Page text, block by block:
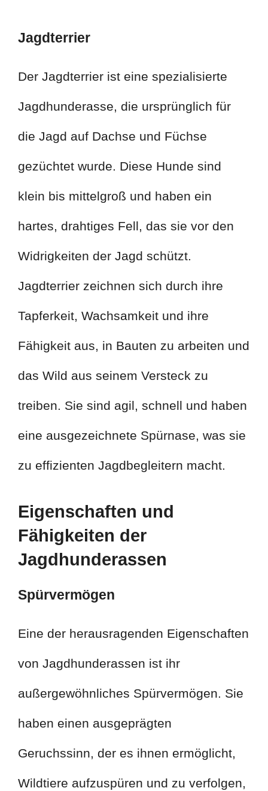
Jagdterrier
Der Jagdterrier ist eine spezialisierte
Jagdhunderasse, die ursprünglich für
die Jagd auf Dachse und Füchse
gezüchtet wurde. Diese Hunde sind
klein bis mittelgroß und haben ein
hartes, drahtiges Fell, das sie vor den
Widrigkeiten der Jagd schützt.
Jagdterrier zeichnen sich durch ihre
Tapferkeit, Wachsamkeit und ihre
Fähigkeit aus, in Bauten zu arbeiten und
das Wild aus seinem Versteck zu
treiben. Sie sind agil, schnell und haben
eine ausgezeichnete Spürnase, was sie
zu effizienten Jagdbegleitern macht.
Eigenschaften und
Fähigkeiten der
Jagdhunderassen
Spürvermögen
Eine der herausragenden Eigenschaften
von Jagdhunderassen ist ihr
außergewöhnliches Spürvermögen. Sie
haben einen ausgeprägten
Geruchssinn, der es ihnen ermöglicht,
Wildtiere aufzuspüren und zu verfolgen,